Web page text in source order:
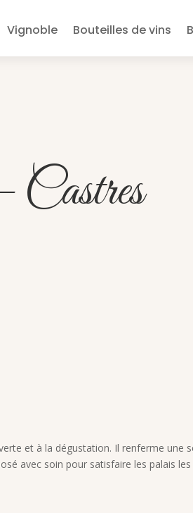
Vignoble Bouteilles de vins
Castres
et à la dégustation. Il renferme une
avec soin pour satisfaire les palais les